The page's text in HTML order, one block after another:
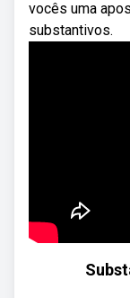
vocês uma
substantivos.